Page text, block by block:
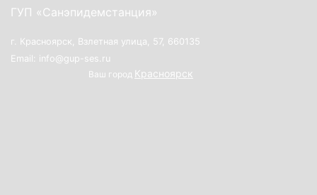
ГУП «Санэпидемстанция»
г. Красноярск, Взлетная улица, 57, 660135
Email: info@gup-ses.ru
Ваш город Красноярск